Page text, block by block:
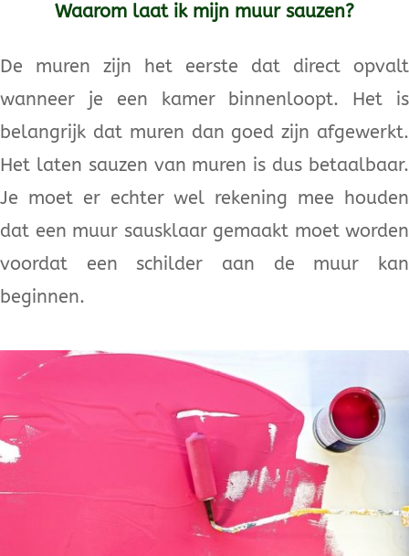
Waarom laat ik mijn muur sauzen?
De muren zijn het eerste dat direct opvalt
wanneer je een kamer binnenloopt. Het is
belangrijk dat muren dan goed zijn afgewerkt.
Het laten sauzen van muren is dus betaalbaar.
Je moet er echter wel rekening mee houden
dat een muur sausklaar gemaakt moet worden
voordat een schilder aan de muur kan
beginnen.